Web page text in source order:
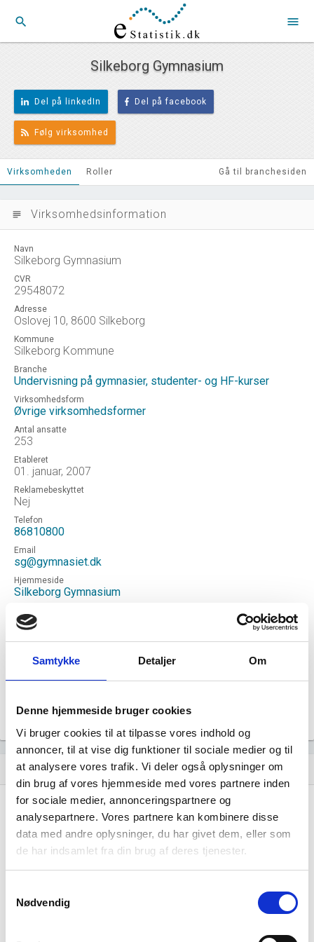
Samtykke Detaljer Om
Denne hjemmeside bruger cookies
Vi bruger cookies til at tilpasse vores indhold og
annoncer, til at vise dig funktioner til sociale medier og til
at analysere vores trafik. Vi deler også oplysninger om
din brug af vores hjemmeside med vores partnere inden
for sociale medier, annonceringspartnere og
analysepartnere. Vores partnere kan kombinere disse
data med andre oplysninger, du har givet dem, eller som
de har indsamlet fra din brug af deres tjenester.
Nødvendig
search menu
Silkeborg Gymnasium
Del på linkedIn Del på facebook
Følg virksomhed
Virksomheden Roller Gå til branchesiden
subject Virksomhedsinformation
Navn
Silkeborg Gymnasium
CVR
29548072
Adresse
Oslovej 10, 8600 Silkeborg
Kommune
Silkeborg Kommune
Branche
Undervisning på gymnasier, studenter- og HF-kurser
Virksomhedsform
Øvrige virksomhedsformer
Antal ansatte
253
Etableret
01. januar, 2007
Reklamebeskyttet
Nej
Telefon
86810800
Email
sg@gymnasiet.dk
Hjemmeside
Silkeborg Gymnasium
Aktiv
Revisor
Uoplyst
Uoplyst
show_chart Udvikling i antal ansatte
20 - 49
20 - 49
200 - 499
200 - 499
500 - 999
500 - 999
1000+
1000+